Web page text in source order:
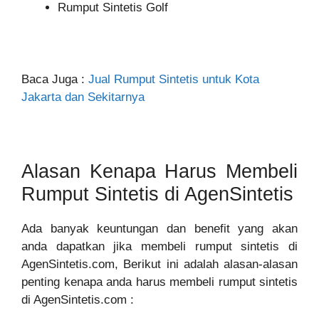
Rumput Sintetis Golf
Baca Juga : Jual Rumput Sintetis untuk Kota
Jakarta dan Sekitarnya
Alasan Kenapa Harus Membeli
Rumput Sintetis di AgenSintetis
Ada banyak keuntungan dan benefit yang akan
anda dapatkan jika membeli rumput sintetis di
AgenSintetis.com, Berikut ini adalah alasan-alasan
penting kenapa anda harus membeli rumput sintetis
di AgenSintetis.com :